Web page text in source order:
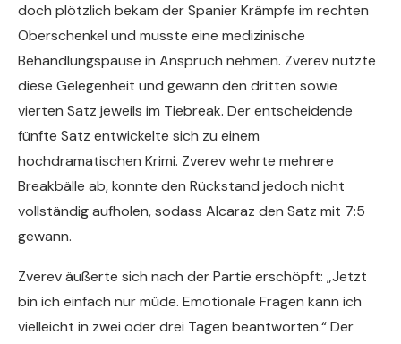
doch plötzlich bekam der Spanier Krämpfe im rechten
Oberschenkel und musste eine medizinische
Behandlungspause in Anspruch nehmen. Zverev nutzte
diese Gelegenheit und gewann den dritten sowie
vierten Satz jeweils im Tiebreak. Der entscheidende
fünfte Satz entwickelte sich zu einem
hochdramatischen Krimi. Zverev wehrte mehrere
Breakbälle ab, konnte den Rückstand jedoch nicht
vollständig aufholen, sodass Alcaraz den Satz mit 7:5
gewann.
Zverev äußerte sich nach der Partie erschöpft: „Jetzt
bin ich einfach nur müde. Emotionale Fragen kann ich
vielleicht in zwei oder drei Tagen beantworten.“ Der